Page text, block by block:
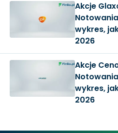
Akcje
wykres,
2026
Akcje
wykres,
2026